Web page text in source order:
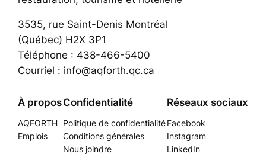
3535, rue Saint-Denis Montréal
(Québec) H2X 3P1
Téléphone : 438-466-5400
Courriel : info@aqforth.qc.ca
À propos
AQFORTH
Emplois
Confidentialité
Politique de confidentialité
Conditions générales
Nous joindre
Réseaux sociaux
Facebook
Instagram
LinkedIn